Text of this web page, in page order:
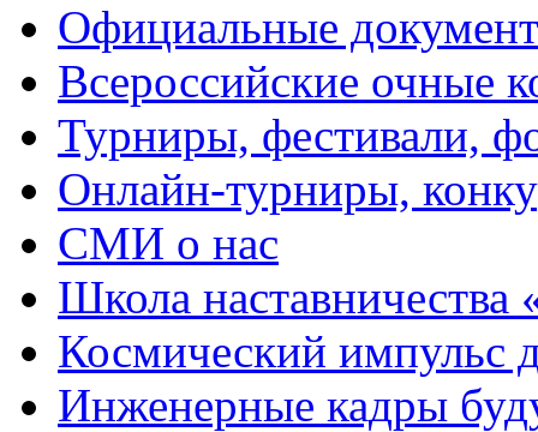
Официальные
Всероссийские очные
Турниры, фестивали,
Онлайн-турниры,
СМИ о нас
Школа
Космический импульс
Инженерные кадры